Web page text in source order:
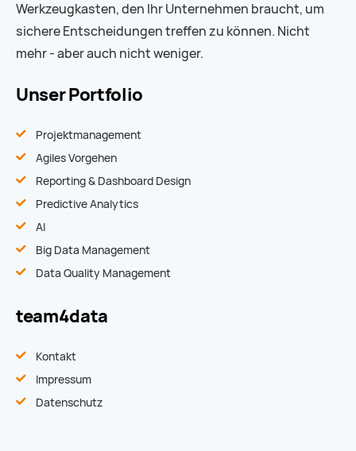
Werkzeugkasten, den Ihr Unternehmen braucht, um
sichere Entscheidungen treffen zu können. Nicht
mehr - aber auch nicht weniger.
Unser Portfolio
Projektmanagement
Agiles Vorgehen
Reporting & Dashboard Design
Predictive Analytics
AI
Big Data Management
Data Quality Management
team4data
Kontakt
Impressum
Datenschutz